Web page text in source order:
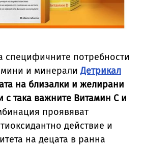
специфичните потребности
и минералиДетрикал
на близалки и желирани
с така важните Витамин С и
проявяват
действие и
на децата в ранна